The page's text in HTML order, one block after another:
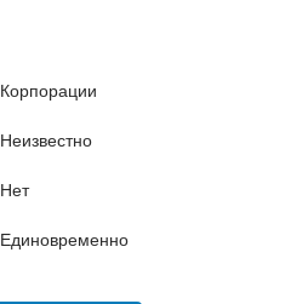
Корпорации
Неизвестно
Нет
Единовременно